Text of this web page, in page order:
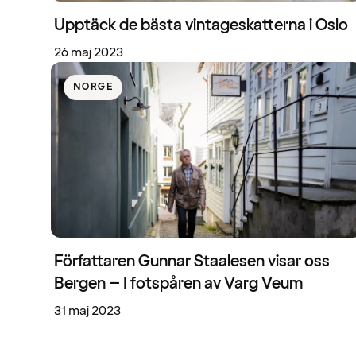
Upptäck de bästa vintageskatterna i Oslo
26 maj 2023
NORGE
Författaren Gunnar Staalesen visar oss
Bergen – I fotspåren av Varg Veum
31 maj 2023